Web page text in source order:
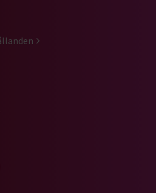
på
oss på